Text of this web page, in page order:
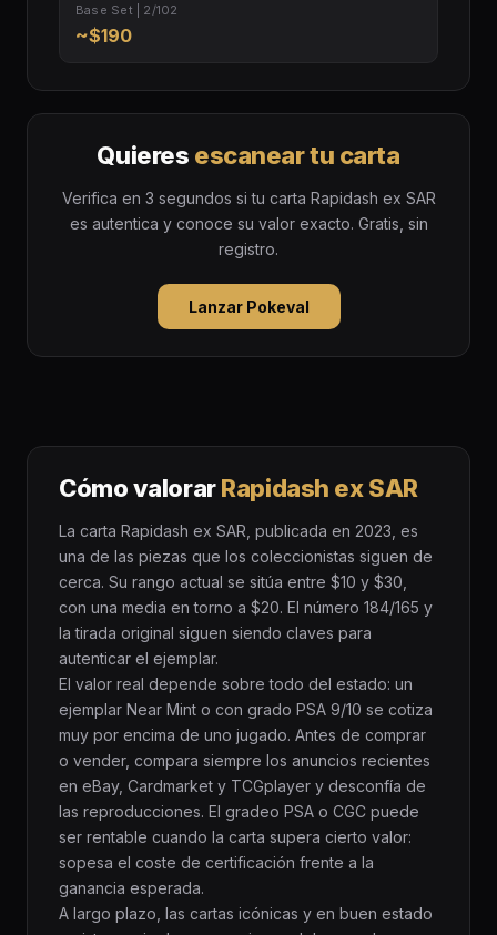
Base Set | 2/102
~$190
Quieres escanear tu carta
Verifica en 3 segundos si tu carta Rapidash ex SAR
es autentica y conoce su valor exacto. Gratis, sin
registro.
Lanzar Pokeval
Cómo valorarRapidash ex SAR
La carta Rapidash ex SAR, publicada en 2023, es
una de las piezas que los coleccionistas siguen de
cerca. Su rango actual se sitúa entre $10 y $30,
con una media en torno a $20. El número 184/165 y
la tirada original siguen siendo claves para
autenticar el ejemplar.
El valor real depende sobre todo del estado: un
ejemplar Near Mint o con grado PSA 9/10 se cotiza
muy por encima de uno jugado. Antes de comprar
o vender, compara siempre los anuncios recientes
en eBay, Cardmarket y TCGplayer y desconfía de
las reproducciones. El gradeo PSA o CGC puede
ser rentable cuando la carta supera cierto valor:
sopesa el coste de certificación frente a la
ganancia esperada.
A largo plazo, las cartas icónicas y en buen estado